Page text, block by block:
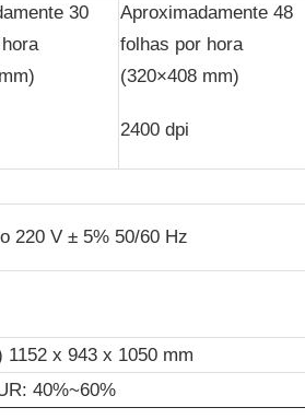
30
Aproximadamente 48
folhas por hora
(320×408 mm)
2400 dpi
220 V ± 5% 50/60 Hz
1152 x 943 x 1050 mm
40%~60%